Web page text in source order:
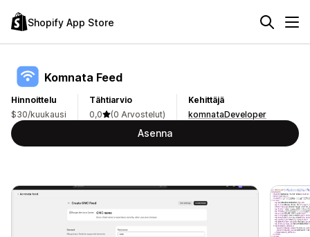
Shopify App Store
Komnata Feed
Hinnoittelu
$30/kuukausi
Tähtiarvio
0,0
(0 Arvostelut)
Kehittäjä
komnataDeveloper
Asenna